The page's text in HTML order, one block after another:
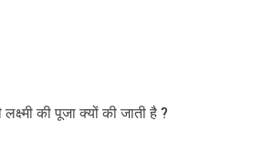
लक्ष्मी की पूजा क्यों की जाती है ?